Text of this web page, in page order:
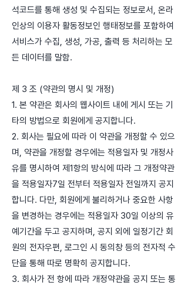
석코드를 통해 생성 및 수집되는 정보로서, 온라
인상의 이용자 활동정보인 행태정보를 포함하여
서비스가 수집, 생성, 가공, 출력 등 처리하는 모
든 데이터를 말함.
제 3 조 (약관의 명시 및 개정)
1. 본 약관은 회사의 웹사이트 내에 게시 또는 기
타의 방법으로 회원에게 공지합니다.
2. 회사는 필요에 따라 이 약관을 개정할 수 있으
며, 약관을 개정할 경우에는 적용일자 및 개정사
유를 명시하여 제1항의 방식에 따라 그 개정약관
을 적용일자7일 전부터 적용일자 전일까지 공지
합니다. 다만, 회원에게 불리하거나 중요한 사항
을 변경하는 경우에는 적용일자 30일 이상의 유
예기간을 두고 공지하며, 공지 외에 일정기간 회
원의 전자우편, 로그인 시 동의창 등의 전자적 수
단을 통해 따로 명확히 공지합니다.
3. 회사가 전 항에 따라 개정약관을 공지 또는 통